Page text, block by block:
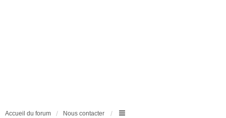
Accueil du forum Nous contacter